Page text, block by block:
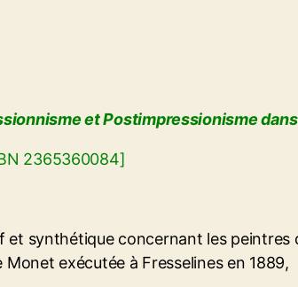
et Postimpressionisme
2365360084]
et synthétique concernant les peintres
exécutée à Fresselines en 1889,